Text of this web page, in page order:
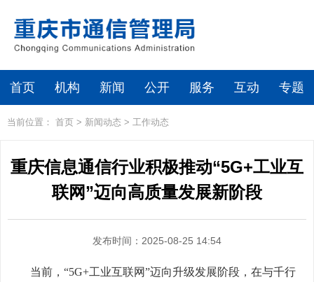
首页 机构 新闻 公开 服务 互动 专题
当前位置： 首页 > 新闻动态 > 工作动态
重庆信息通信行业积极推动“5G+工业互
联网”迈向高质量发展新阶段
发布时间：2025-08-25 14:54
当前，“5G+工业互联网”迈向升级发展阶段，在与千行